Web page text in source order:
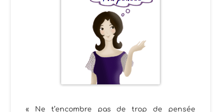
« Ne t’encombre pas de trop de pensée